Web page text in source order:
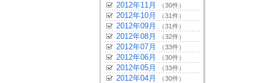
2012年11月 （30件）
2012年10月 （31件）
2012年09月 （31件）
2012年08月 （32件）
2012年07月 （33件）
2012年06月 （30件）
2012年05月 （33件）
2012年04月 （30件）